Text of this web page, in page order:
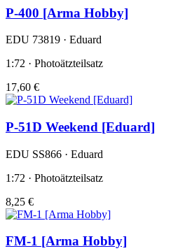
P-400 [Arma Hobby]
EDU 73819 · Eduard
1:72 · Photoätzteilsatz
17,60 €
P-51D Weekend [Eduard]
EDU SS866 · Eduard
1:72 · Photoätzteilsatz
8,25 €
FM-1 [Arma Hobby]